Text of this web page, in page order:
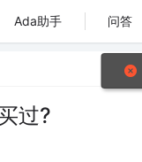
Ada助手 问答
过?